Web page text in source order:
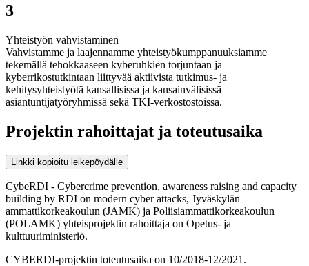
3
Yhteistyön vahvistaminen
Vahvistamme ja laajennamme yhteistyökumppanuuksiamme
tekemällä tehokkaaseen kyberuhkien torjuntaan ja
kyberrikostutkintaan liittyvää aktiivista tutkimus- ja
kehitysyhteistyötä kansallisissa ja kansainvälisissä
asiantuntijatyöryhmissä sekä TKI-verkostostoissa.
Projektin rahoittajat ja toteutusaika
Linkki kopioitu leikepöydälle
CybeRDI - Cybercrime prevention, awareness raising and capacity
building by RDI on modern cyber attacks, Jyväskylän
ammattikorkeakoulun (JAMK) ja Poliisiammattikorkeakoulun
(POLAMK) yhteisprojektin rahoittaja on Opetus- ja
kulttuuriministeriö.
CYBERDI-projektin toteutusaika on 10/2018-12/2021.